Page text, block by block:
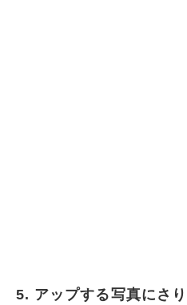
5. アップする写真にさ